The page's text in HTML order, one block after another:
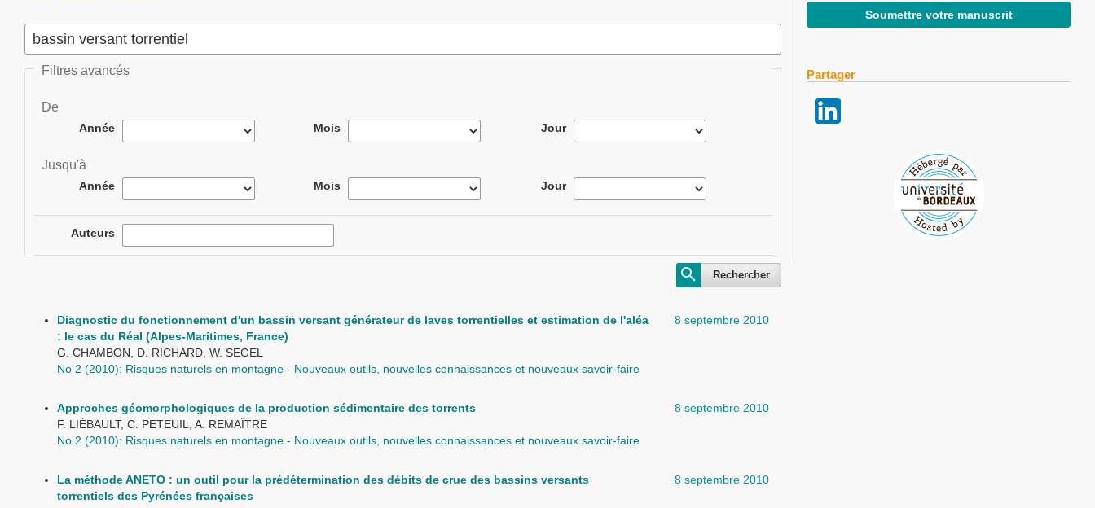
Filtres avancés
De
Année Mois Jour
Jusqu'à
Année Mois Jour
Auteurs
Rechercher
8 septembre 2010
Diagnostic du fonctionnement d'un bassin versant générateur de laves torrentielles et estimation de l'aléa
: le cas du Réal (Alpes-Maritimes, France)
G. CHAMBON, D. RICHARD, W. SEGEL
No 2 (2010): Risques naturels en montagne - Nouveaux outils, nouvelles connaissances et nouveaux savoir-faire
8 septembre 2010
Approches géomorphologiques de la production sédimentaire des torrents
F. LIÉBAULT, C. PETEUIL, A. REMAÎTRE
No 2 (2010): Risques naturels en montagne - Nouveaux outils, nouvelles connaissances et nouveaux savoir-faire
8 septembre 2010
La méthode ANETO : un outil pour la prédétermination des débits de crue des bassins versants
torrentiels des Pyrénées françaises
Soumettre votre manuscrit
Partager